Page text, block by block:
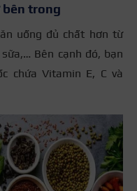
bên trong
uống đủ chất hơn từ
Bên cạnh đó, bạn
chứa Vitamin E, C và